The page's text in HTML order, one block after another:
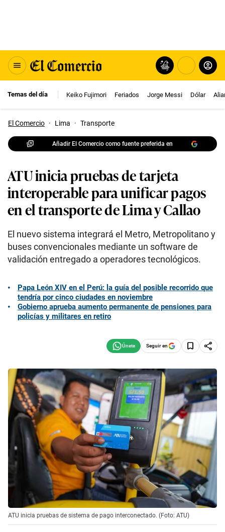
Temas del día Keiko Fujimori Feriados Jorge Messi Dólar
El Comercio · Lima · Transporte
Añadir El Comercio como fuente preferida en
ATU inicia pruebas de tarjeta
interoperable para unificar pagos
en el transporte de Lima y Callao
El nuevo sistema integrará el Metro, Metropolitano y
buses convencionales mediante un software de
validación entregado a operadores tecnológicos.
Papa León XIV en el Perú: la guía del posible recorrido que
tendría por cinco ciudades en noviembre
Gobierno aprueba aumento permanente de pensiones para
policías y militares en retiro
Seguir en
ATU inicia pruebas de sistema de pago interconectado. (Foto: ATU)